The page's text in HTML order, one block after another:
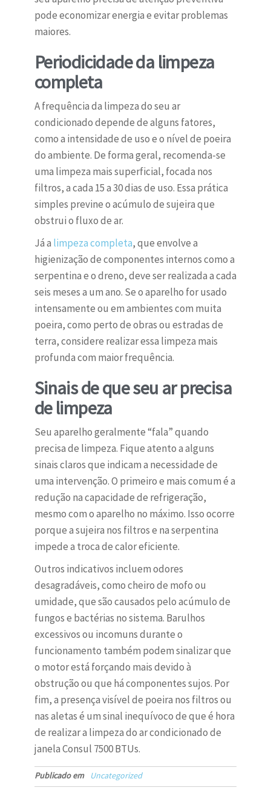
pode economizar energia e evitar problemas
maiores.
Periodicidade da limpeza
completa
A frequência da limpeza do seu ar
condicionado depende de alguns fatores,
como a intensidade de uso e o nível de poeira
do ambiente. De forma geral, recomenda-se
uma limpeza mais superficial, focada nos
filtros, a cada 15 a 30 dias de uso. Essa prática
simples previne o acúmulo de sujeira que
obstrui o fluxo de ar.
Já a limpeza completa, que envolve a
higienização de componentes internos como a
serpentina e o dreno, deve ser realizada a cada
seis meses a um ano. Se o aparelho for usado
intensamente ou em ambientes com muita
poeira, como perto de obras ou estradas de
terra, considere realizar essa limpeza mais
profunda com maior frequência.
Sinais de que seu ar precisa
de limpeza
Seu aparelho geralmente “fala” quando
precisa de limpeza. Fique atento a alguns
sinais claros que indicam a necessidade de
uma intervenção. O primeiro e mais comum é a
redução na capacidade de refrigeração,
mesmo com o aparelho no máximo. Isso ocorre
porque a sujeira nos filtros e na serpentina
impede a troca de calor eficiente.
Outros indicativos incluem odores
desagradáveis, como cheiro de mofo ou
umidade, que são causados pelo acúmulo de
fungos e bactérias no sistema. Barulhos
excessivos ou incomuns durante o
funcionamento também podem sinalizar que
o motor está forçando mais devido à
obstrução ou que há componentes sujos. Por
fim, a presença visível de poeira nos filtros ou
nas aletas é um sinal inequívoco de que é hora
de realizar a limpeza do ar condicionado de
janela Consul 7500 BTUs.
Publicado em Uncategorized